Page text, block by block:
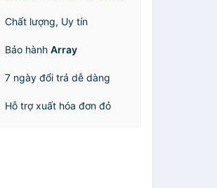
Chất lượng, Uy tín
Bảo hànhArray
7 ngày đổi trả dễ dàng
Hỗ trợ xuất hóa đơn đỏ